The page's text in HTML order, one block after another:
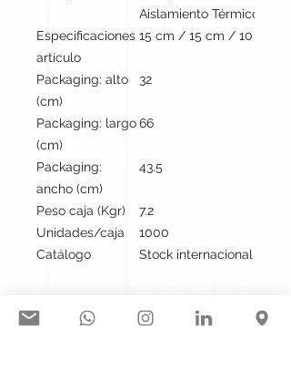
Aislamiento Térmico de
Especificaciones
artículo
15 cm / 15 cm / 10 cm | 3
Packaging: alto
(cm)
32
Packaging: largo
(cm)
66
Packaging:
ancho (cm)
43.5
Peso caja (Kgr)
7.2
Unidades/caja
1000
Catálogo
Stock internacional